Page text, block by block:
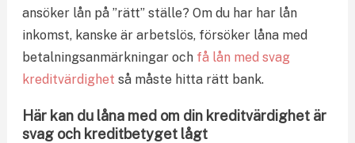
ansöker lån på ”rätt” ställe? Om du har har lån
inkomst, kanske är arbetslös, försöker låna med
betalningsanmärkningar och få lån med svag
kreditvärdighet så måste hitta rätt bank.
Här kan du låna med om din kreditvärdighet är
svag och kreditbetyget lågt